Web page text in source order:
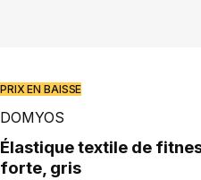
PRIX EN BAISSE
DOMYOS
Élastique textile de fitness, 15 kg, résistance
forte, gris